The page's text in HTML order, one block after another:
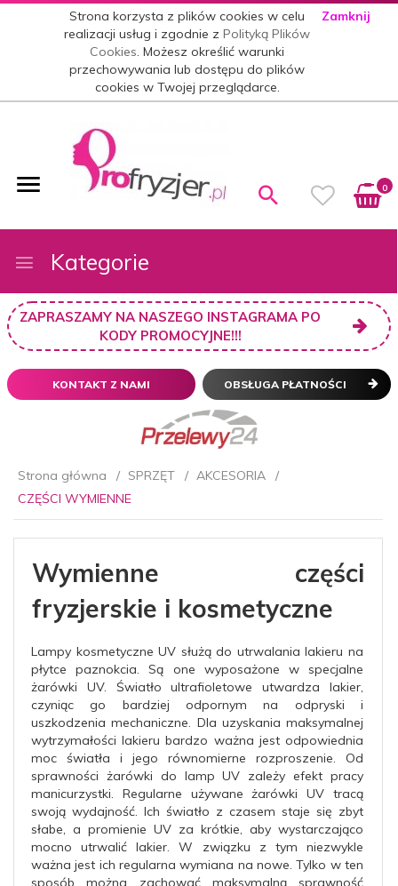
Strona korzysta z plików cookies w celu
realizacji usług i zgodnie zPolityką Plików
Cookies. Możesz określić warunki
przechowywania lub dostępu do plików
cookies w Twojej przeglądarce.
Zamknij
0
Kategorie
ZAPRASZAMY NA NASZEGO INSTAGRAMA PO
KODY PROMOCYJNE!!!
KONTAKT Z NAMI OBSŁUGA PŁATNOŚCI
Strona główna SPRZĘT
AKCESORIA
CZĘŚCI WYMIENNE
Wymienne części
fryzjerskie i kosmetyczne
Lampy kosmetyczne UV służą do utrwalania lakieru na
płytce paznokcia. Są one wyposażone w specjalne
żarówki UV. Światło ultrafioletowe utwardza lakier,
czyniąc go bardziej odpornym na odpryski i
uszkodzenia mechaniczne. Dla uzyskania maksymalnej
wytrzymałości lakieru bardzo ważna jest odpowiednia
moc światła i jego równomierne rozproszenie. Od
sprawności żarówki do lamp UV zależy efekt pracy
manicurzystki. Regularne używane żarówki UV tracą
swoją wydajność. Ich światło z czasem staje się zbyt
słabe, a promienie UV za krótkie, aby wystarczająco
mocno utrwalić lakier. W związku z tym niezwykle
ważna jest ich regularna wymiana na nowe. Tylko w ten